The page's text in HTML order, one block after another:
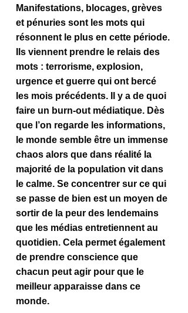
Manifestations, blocages, grèves
et pénuries sont les mots qui
résonnent le plus en cette période.
Ils viennent prendre le relais des
mots : terrorisme, explosion,
urgence et guerre qui ont bercé
les mois précédents. Il y a de quoi
faire un burn-out médiatique. Dès
que l’on regarde les informations,
le monde semble être un immense
chaos alors que dans réalité la
majorité de la population vit dans
le calme. Se concentrer sur ce qui
se passe de bien est un moyen de
sortir de la peur des lendemains
que les médias entretiennent au
quotidien. Cela permet également
de prendre conscience que
chacun peut agir pour que le
meilleur apparaisse dans ce
monde.